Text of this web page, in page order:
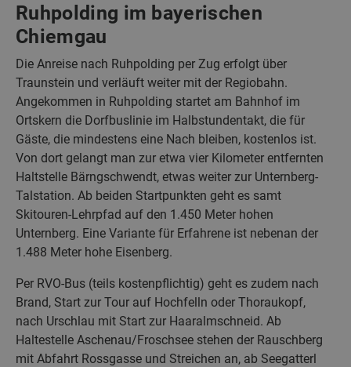
Ruhpolding im bayerischen
Chiemgau
Die Anreise nach Ruhpolding per Zug erfolgt über
Traunstein und verläuft weiter mit der Regiobahn.
Angekommen in Ruhpolding startet am Bahnhof im
Ortskern die Dorfbuslinie im Halbstundentakt, die für
Gäste, die mindestens eine Nach bleiben, kostenlos ist.
Von dort gelangt man zur etwa vier Kilometer entfernten
Haltstelle Bärngschwendt, etwas weiter zur Unternberg-
Talstation. Ab beiden Startpunkten geht es samt
Skitouren-Lehrpfad auf den 1.450 Meter hohen
Unternberg. Eine Variante für Erfahrene ist nebenan der
1.488 Meter hohe Eisenberg.
Per RVO-Bus (teils kostenpflichtig) geht es zudem nach
Brand, Start zur Tour auf Hochfelln oder Thoraukopf,
nach Urschlau mit Start zur Haaralmschneid. Ab
Haltestelle Aschenau/Froschsee stehen der Rauschberg
mit Abfahrt Rossgasse und Streichen an, ab Seegatterl